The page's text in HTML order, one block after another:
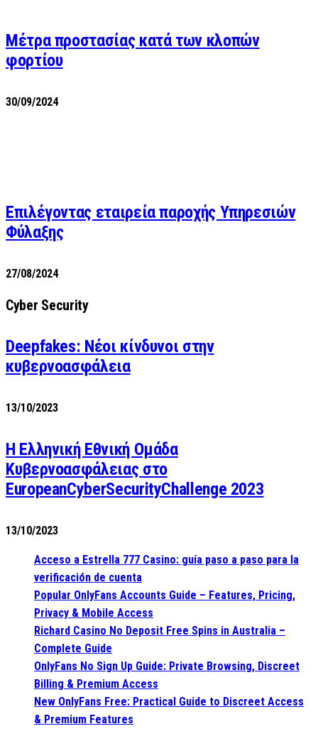
Μέτρα προστασίας κατά των κλοπών
φορτίου
30/09/2024
Επιλέγοντας εταιρεία παροχής Υπηρεσιών
Φύλαξης
27/08/2024
Cyber Security
Deepfakes: Νέοι κίνδυνοι στην
κυβερνοασφάλεια
13/10/2023
Η Ελληνική Εθνική Ομάδα
Κυβερνοασφάλειας στο
EuropeanCyberSecurityChallenge 2023
13/10/2023
Acceso a Estrella 777 Casino: guía paso a paso para la
verificación de cuenta
Popular OnlyFans Accounts Guide – Features, Pricing,
Privacy & Mobile Access
Richard Casino No Deposit Free Spins in Australia –
Complete Guide
OnlyFans No Sign Up Guide: Private Browsing, Discreet
Billing & Premium Access
New OnlyFans Free: Practical Guide to Discreet Access
& Premium Features